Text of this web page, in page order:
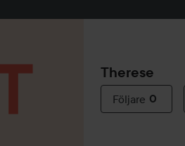
Therese
Följare 0